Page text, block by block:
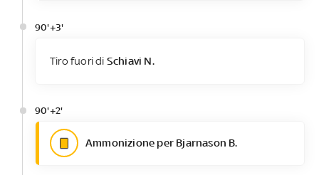
90'+3'
Tiro fuori di Schiavi N.
90'+2'
Ammonizione per Bjarnason B.